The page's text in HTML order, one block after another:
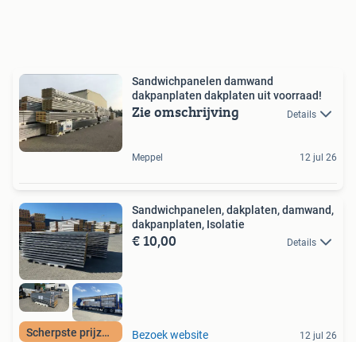
Sandwichpanelen damwand
dakpanplaten dakplaten uit voorraad!
Zie omschrijving Details
Meppel 12 jul 26
Scherpste prijzen!
Sandwichpanelen, dakplaten, damwand,
dakpanplaten, Isolatie
€ 10,00 Details
Bezoek website 12 jul 26